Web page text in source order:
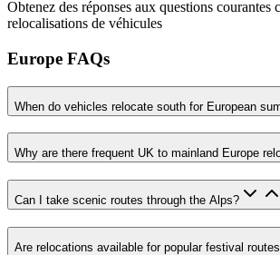
Obtenez des réponses aux questions courantes
relocalisations de véhicules
Europe FAQs
When do vehicles relocate south for European
Why are there frequent UK to mainland Europe
Can I take scenic routes through the Alps?
Are relocations available for popular festival